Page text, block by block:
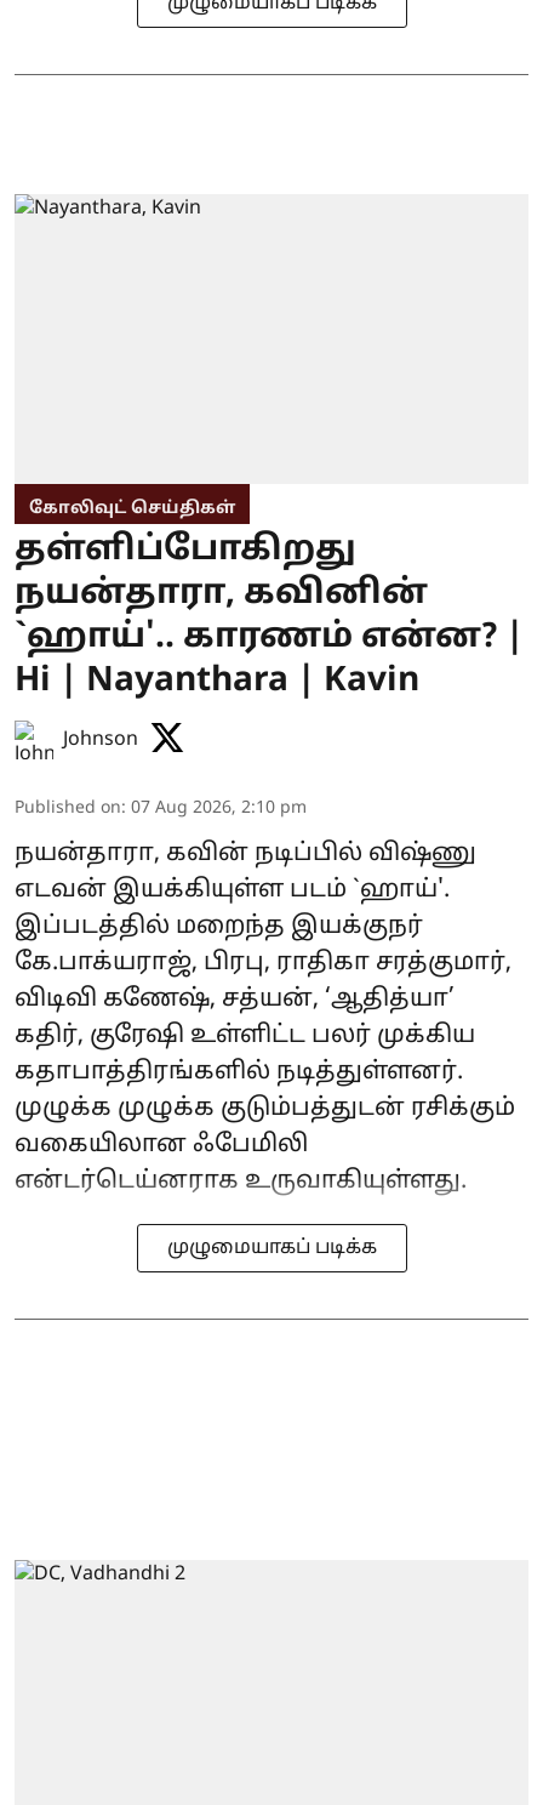
கோலிவுட் செய்திகள்
தள்ளிப்போகிறது
நயன்தாரா, கவினின்
`ஹாய்'.. காரணம் என்ன? |
Hi | Nayanthara | Kavin
Johnson
Published on: 07 Aug 2026, 2:10 pm
நயன்தாரா, கவின் நடிப்பில் விஷ்ணு
எடவன் இயக்கியுள்ள படம் `ஹாய்'.
இப்படத்தில் மறைந்த இயக்குநர்
கே.பாக்யராஜ், பிரபு, ராதிகா சரத்குமார்,
விடிவி கணேஷ், சத்யன், ‘ஆதித்யா’
கதிர், குரேஷி உள்ளிட்ட பலர் முக்கிய
கதாபாத்திரங்களில் நடித்துள்ளனர்.
முழுக்க முழுக்க குடும்பத்துடன் ரசிக்கும்
வகையிலான ஃபேமிலி
என்டர்டெய்னராக உருவாகியுள்ளது.
முழுமையாகப் படிக்க